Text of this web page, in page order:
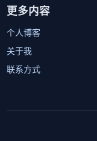
更多内容
个人博客
关于我
联系方式